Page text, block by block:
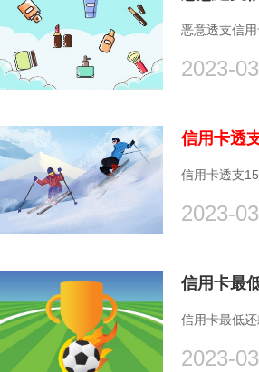
恶意透支信
2023-
信用卡透
信用卡透支
2023-
信用卡最低
2023-